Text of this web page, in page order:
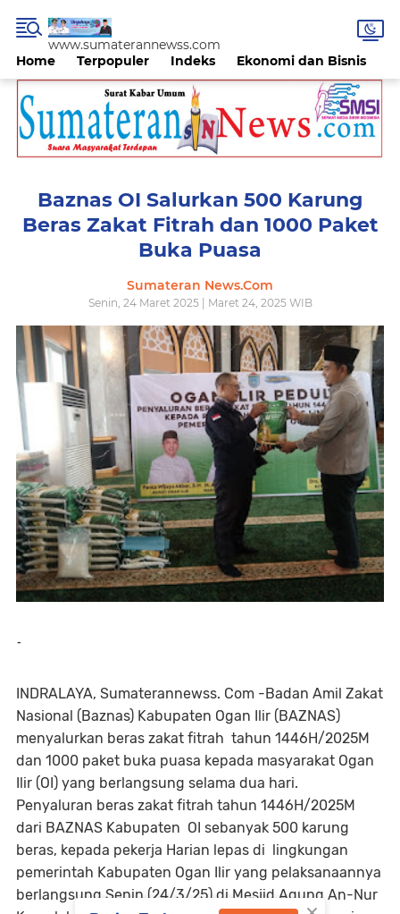
Home Terpopuler Indeks Ekonomi dan Bisnis
www.sumaterannewss.com
Baznas OI Salurkan 500 Karung
Beras Zakat Fitrah dan 1000 Paket
Buka Puasa
Sumateran News.Com
Senin, 24 Maret 2025 | Maret 24, 2025 WIB
-
INDRALAYA, Sumaterannewss. Com -Badan Amil Zakat
Nasional (Baznas) Kabupaten Ogan Ilir (BAZNAS)
menyalurkan beras zakat fitrah tahun 1446H/2025M
dan 1000 paket buka puasa kepada masyarakat Ogan
Ilir (OI) yang berlangsung selama dua hari.
Penyaluran beras zakat fitrah tahun 1446H/2025M
dari BAZNAS Kabupaten OI sebanyak 500 karung
beras, kepada pekerja Harian lepas di lingkungan
pemerintah Kabupaten Ogan Ilir yang pelaksanaannya
berlangsung Senin (24/3/25) di Mesjid Agung An-Nur